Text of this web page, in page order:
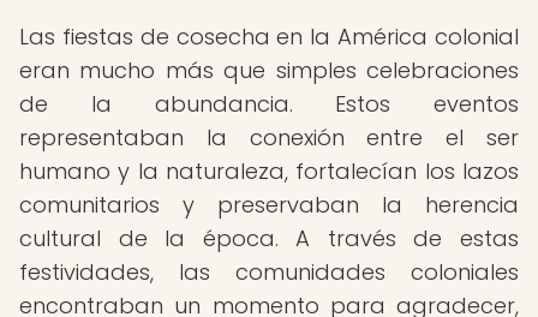
Las fiestas de cosecha en la América colonial
eran mucho más que simples celebraciones
de la abundancia. Estos eventos
representaban la conexión entre el ser
humano y la naturaleza, fortalecían los lazos
comunitarios y preservaban la herencia
cultural de la época. A través de estas
festividades, las comunidades coloniales
encontraban un momento para agradecer,